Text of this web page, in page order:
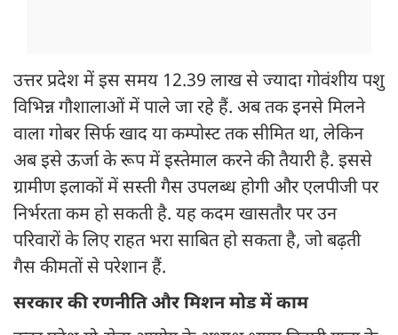
उत्तर प्रदेश में इस समय 12.39 लाख से ज्यादा गोवंशीय पशु
विभिन्न गौशालाओं में पाले जा रहे हैं. अब तक इनसे मिलने
वाला गोबर सिर्फ खाद या कम्पोस्ट तक सीमित था, लेकिन
अब इसे ऊर्जा के रूप में इस्तेमाल करने की तैयारी है. इससे
ग्रामीण इलाकों में सस्ती गैस उपलब्ध होगी और एलपीजी पर
निर्भरता कम हो सकती है. यह कदम खासतौर पर उन
परिवारों के लिए राहत भरा साबित हो सकता है, जो बढ़ती
गैस कीमतों से परेशान हैं.
सरकार की रणनीति और मिशन मोड में काम